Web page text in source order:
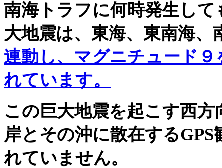
南海トラフに何時発生し
大地震は、東海、東南海、
連動し、マグニチュード
れています。
この 巨大地震を起こす西
岸とその沖に散在するGPS
れていません。